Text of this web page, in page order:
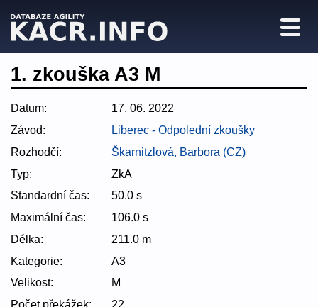
1. zkouška A3 M
Datum:
17. 06. 2022
Závod:
Liberec - Odpolední zkoušky
Rozhodčí:
Škarnitzlová, Barbora (CZ)
Typ:
ZkA
Standardní čas:
50.0 s
Maximální čas:
106.0 s
Délka:
211.0 m
Kategorie:
A3
Velikost:
M